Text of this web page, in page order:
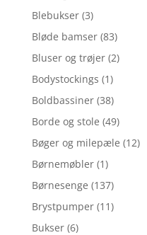
Blebukser (3)
Bløde bamser (83)
Bluser og trøjer (2)
Bodystockings (1)
Boldbassiner (38)
Borde og stole (49)
Bøger og milepæle (12)
Børnemøbler (1)
Børnesenge (137)
Brystpumper (11)
Bukser (6)